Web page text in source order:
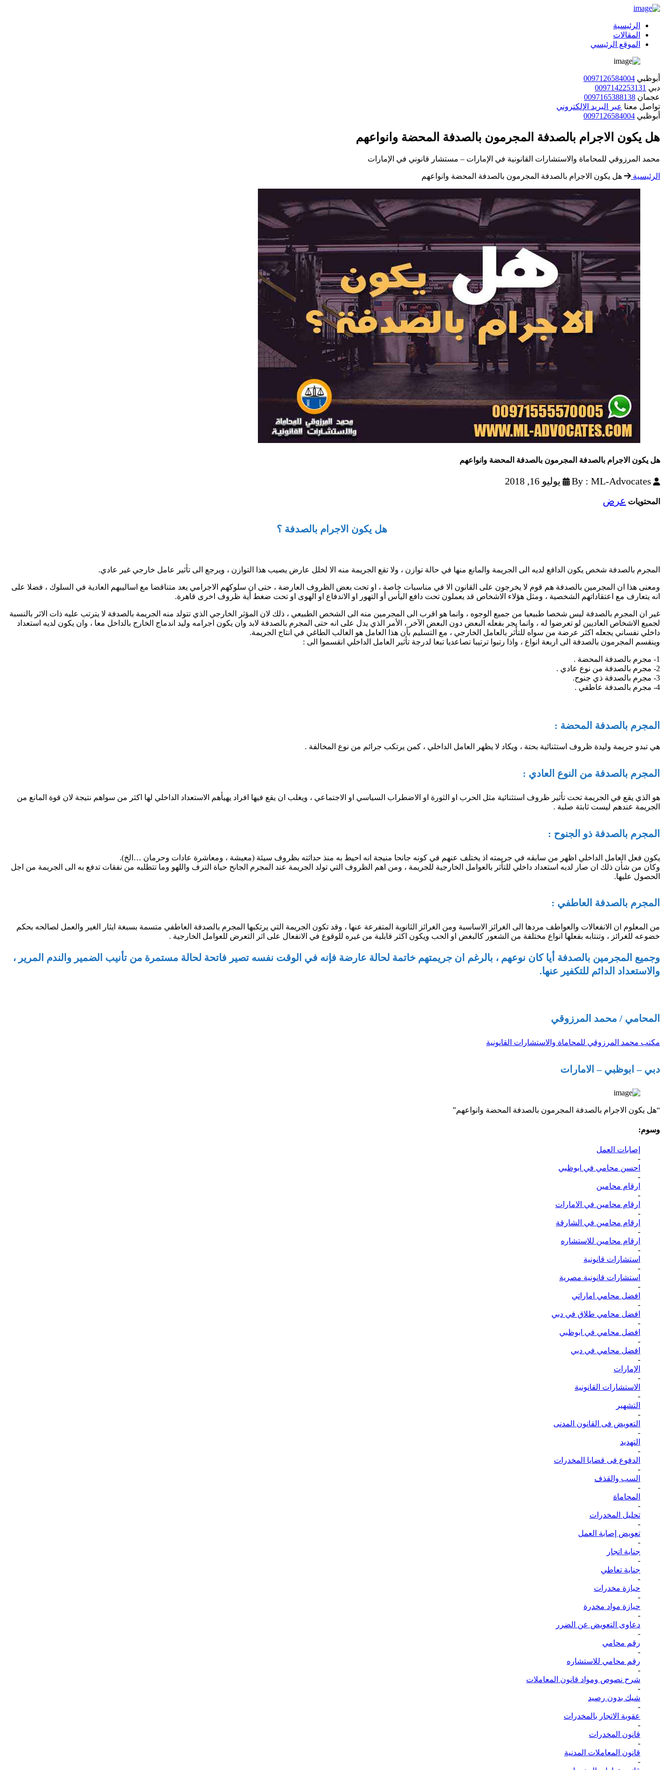
الرئيسية
المقالات
الموقع الرئيسي
أبوظبي 0097126584004
دبي 0097142253131
عجمان 0097165388138
تواصل معنا عبر البريد الإلكتروني
أبوظبي 0097126584004
هل يكون الاجرام بالصدفة المجرمون بالصدفة المحضة وانواعهم
محمد المرزوقي للمحاماة والاستشارات القانونية في الإمارات – مستشار قانوني في الإمارات
الرئيسية هل يكون الاجرام بالصدفة المجرمون بالصدفة المحضة وانواعهم
هل يكون الاجرام بالصدفة المجرمون بالصدفة المحضة وانواعهم
By : ML-Advocates يوليو 16, 2018
المحتويات عرض
هل يكون الاجرام بالصدفة ؟
المجرم بالصدفة شخص يكون الدافع لديه الى الجريمة والمانع منها في حالة توازن ، ولا تقع الجريمة منه الا لخلل عارض يصيب هذا التوازن ، ويرجع الى تأثير عامل خارجي غير عادي.
ومعنى هذا ان المجرمين بالصدفة هم قوم لا يخرجون على القانون الا في مناسبات خاصة ، او تحت بعض الظروف العارضة ، حتى ان سلوكهم الاجرامي يعد متناقضا مع اساليبهم العادية في السلوك ، فضلا على
انه يتعارف مع اعتقاداتهم الشخصية ، ومثل هؤلاء الاشخاص قد يعملون تحت دافع اليأس أو التهور او الاندفاع او الهوى او تحت ضغط أية ظروف اخرى قاهرة.
غير ان المجرم بالصدفة ليس شخصا طبيعيا من جميع الوجوه ، وانما هو اقرب الى المجرمين منه الى الشخص الطبيعي ، ذلك لان المؤثر الخارجي الذي تتولد منه الجريمة بالصدفة لا يترتب عليه ذات الاثر بالنسبة
لجميع الاشخاص العاديين لو تعرضوا له ، وانما يجر بفعله البعض دون البعض الآخر ، الأمر الذي يدل على انه حتى المجرم بالصدفة لابد وان يكون اجرامه وليد اندماج الخارج بالداخل معا ، وان يكون لديه استعداد
داخلي نفساني يجعله اكثر عرضة من سواه للتأثر بالعامل الخارجي ، مع التسليم بأن هذا العامل هو الغالب الطاغي في انتاج الجريمة.
وينقسم المجرمون بالصدفة الى اربعة انواع ، واذا رتبوا ترتيبا تصاعديا تبعا لدرجة تأثير العامل الداخلي انقسموا الى :
1- مجرم بالصدفة المحضة .
2- مجرم بالصدفة من نوع عادي .
3- مجرم بالصدفة ذي جنوح.
4- مجرم بالصدفة عاطفي .
المجرم بالصدفة المحضة :
هي تبدو جريمة وليدة ظروف استثنائية بحتة ، ويكاد لا يظهر العامل الداخلي ، كمن يرتكب جرائم من نوع المخالفة .
المجرم بالصدفة من النوع العادي :
هو الذي يقع في الجريمة تحت تأثير ظروف استثنائية مثل الحرب او الثورة او الاضطراب السياسي او الاجتماعي ، ويغلب ان يقع فيها افراد يهيأهم الاستعداد الداخلي لها اكثر من سواهم نتيجة لان قوة المانع من
الجريمة عندهم ليست ثابتة صلبة .
المجرم بالصدفة ذو الجنوح :
يكون فعل العامل الداخلي اظهر من سابقه في جريمته اذ يختلف عنهم في كونه جانحا منيجة انه احيط به منذ حداثته بظروف سيئة (معيشة ، ومعاشرة عادات وحرمان …الخ).
وكان من شأن ذلك ان صار لديه استعداد داخلي للتأثر بالعوامل الخارجية للجريمة ، ومن اهم الظروف التي تولد الجريمة عند المجرم الجانح حياة الترف واللهو وما تتطلبه من نفقات تدفع به الى الجريمة من اجل
الحصول عليها.
المجرم بالصدفة العاطفي :
من المعلوم ان الانفعالات والعواطف مردها الى الغرائز الاساسية ومن الغرائز الثانوية المتفرعة عنها ، وقد تكون الجريمة التي يرتكبها المجرم بالصدفة العاطفي متسمة بسبغة ايثار الغير والعمل لصالحه بحكم
خضوعه للغرائز ، وتنتابه بفعلها انواع مختلفة من الشعور كالبغض او الحب ويكون اكثر قابلية من غيره للوقوع في الانفعال على اثر التعرض للعوامل الخارجية .
وجميع المجرمين بالصدفة أيا كان نوعهم ، بالرغم ان جريمتهم خاتمة لحالة عارضة فإنه في الوقت نفسه تصير فاتحة لحالة مستمرة من تأنيب الضمير والندم المرير ،
والاستعداد الدائم للتكفير عنها.
المحامي / محمد المرزوقي
مكتب محمد المرزوقي للمحاماة والاستشارات القانونية
دبي – ابوظبي – الامارات
“هل يكون الاجرام بالصدفة المجرمون بالصدفة المحضة وانواعهم”
وسوم:
إصابات العمل
-
احسن محامي في ابوظبي
-
ارقام محامين
-
ارقام محامين في الامارات
-
ارقام محامين في الشارقة
-
ارقام محامين للاستشاره
-
استشارات قانونية
-
استشارات قانونية مصرية
-
افضل محامي اماراتي
-
افضل محامي طلاق في دبي
-
افضل محامي في ابوظبي
-
افضل محامي في دبي
-
الإمارات
-
الاستشارات القانونية
-
التشهير
-
التعويض فى القانون المدنى
-
التهديد
-
الدفوع فى قضايا المخدرات
-
السب والقذف
-
المحاماة
-
تحليل المخدرات
-
تعويض إصابة العمل
-
جناية اتجار
-
جناية تعاطي
-
حيازة مخدرات
-
حيازة مواد مخدرة
-
دعاوى التعويض عن الضرر
-
رقم محامي
-
رقم محامي للاستشاره
-
شرح نصوص ومواد قانون المعاملات
-
شيك بدون رصيد
-
عقوبة الاتجار بالمخدرات
-
قانون المخدرات
-
قانون المعاملات المدنية
-